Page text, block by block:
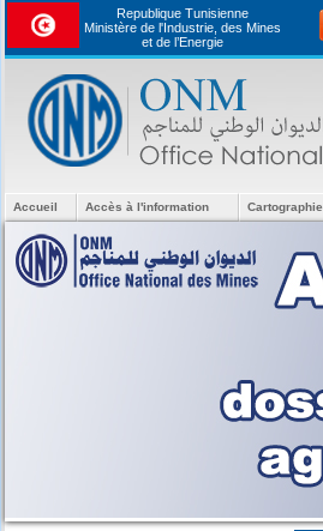
Republique Tunisienne
Ministère de l'Industrie, des Mines
et de l’Energie
Accueil Accès à l'information Cartographie